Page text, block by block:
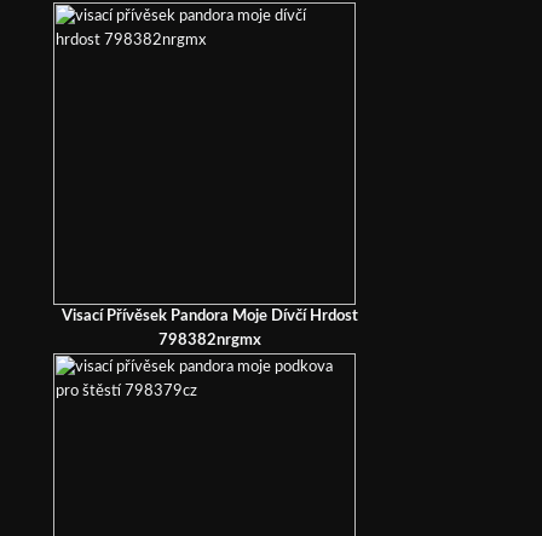
Visací Přívěsek Pandora Moje Dívčí Hrdost
798382nrgmx